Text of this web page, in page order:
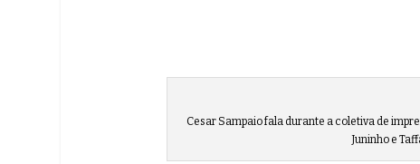
Cesar Sampaio fala durante a coletiva de
Juninho e